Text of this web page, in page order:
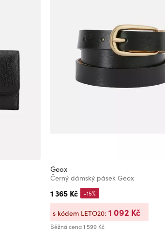
Geox
Černý dámský pásek Geox
1 365 Kč
Běžná cena 1 599 Kč
-15%
s kódem LETO20: 1 092 Kč